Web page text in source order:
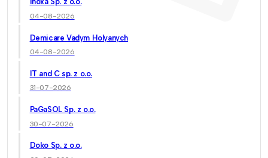
04-08-2026
Demicare Vadym Holyanych
04-08-2026
IT and C sp. z o.o.
31-07-2026
PaGaSOL Sp. z o.o.
30-07-2026
Doko Sp. z o.o.